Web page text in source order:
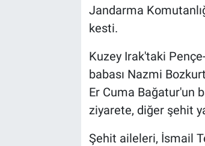
Jandarma
kesti.
Kuzey Irak'taki
babası Nazmi
Er Cuma Bağatur'un
ziyarete, diğer şehit
Şehit aileleri, İsmail